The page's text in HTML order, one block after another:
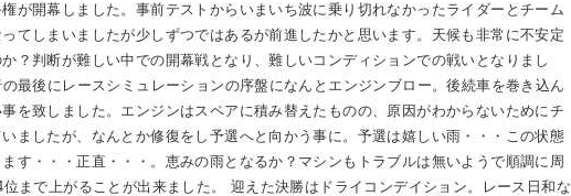
が開幕しました。事前テストからいまいち波に乗り切れなかったライダーとチーム
てしまいましたが少しずつではあるが前進したかと思います。天候も非常に不安定
？判断が難しい中での開幕戦となり、難しいコンディションでの戦いとなりまし
最後にレースシミュレーションの序盤になんとエンジンブロー。後続車を巻き込ん
を致しました。エンジンはスペアに積み替えたものの、原因がわからないためにチ
ましたが、なんとか修復をし予選へと向かう事に。予選は嬉しい雨・・・この状態
す・・・正直・・・。恵みの雨となるか？マシンもトラブルは無いようで順調に周
まで上がることが出来ました。
迎えた決勝はドライコンデイション。レース日和な